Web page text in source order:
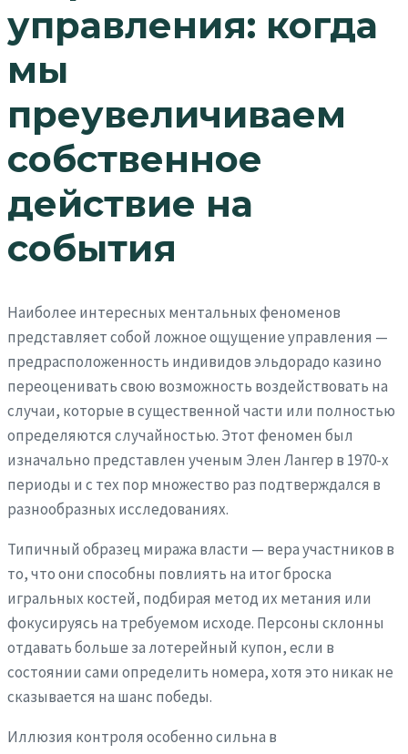
управления: когда
мы
преувеличиваем
собственное
действие на
события
Наиболее интересных ментальных феноменов
представляет собой ложное ощущение управления —
предрасположенность индивидов эльдорадо казино
переоценивать свою возможность воздействовать на
случаи, которые в существенной части или полностью
определяются случайностью. Этот феномен был
изначально представлен ученым Элен Лангер в 1970-х
периоды и с тех пор множество раз подтверждался в
разнообразных исследованиях.
Типичный образец миража власти — вера участников в
то, что они способны повлиять на итог броска
игральных костей, подбирая метод их метания или
фокусируясь на требуемом исходе. Персоны склонны
отдавать больше за лотерейный купон, если в
состоянии сами определить номера, хотя это никак не
сказывается на шанс победы.
Иллюзия контроля особенно сильна в